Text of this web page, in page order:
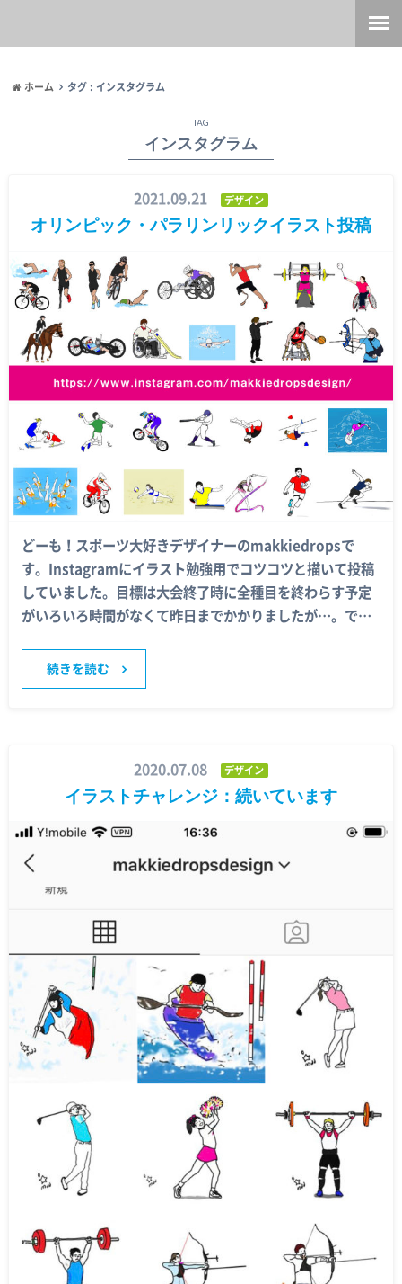
ホーム タグ : インスタグラム
TAG
インスタグラム
2021.09.21 デザイン
オリンピック・パラリンリックイラスト投稿
どーも！スポーツ大好きデザイナーのmakkiedropsで
す。Instagramにイラスト勉強用でコツコツと描いて投稿
していました。目標は大会終了時に全種目を終わらす予定
がいろいろ時間がなくて昨日までかかりましたが…。で…
続きを読む
2020.07.08 デザイン
イラストチャレンジ：続いています